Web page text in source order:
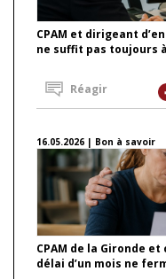
CPAM et dirigeant
ne suffit pas toujours
Réagir
16.05.2026 | Bon à savoir
CPAM de la Gironde
délai d’un mois ne